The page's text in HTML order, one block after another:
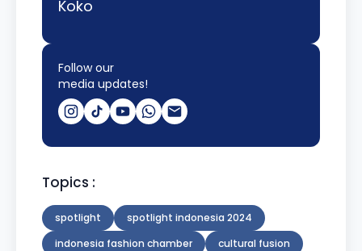
Koko
Follow our
media updates!
Topics :
spotlight
spotlight indonesia 2024
indonesia fashion chamber
cultural fusion